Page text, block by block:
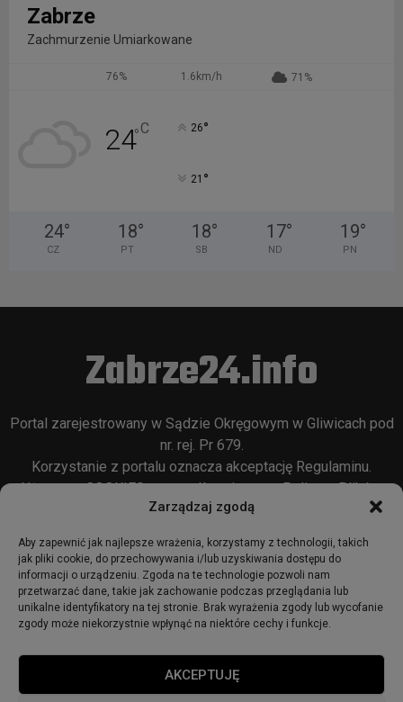
Zarządzaj zgodą
Aby zapewnić jak najlepsze wrażenia, korzystamy z technologii, takich
jak pliki cookie, do przechowywania i/lub uzyskiwania dostępu do
informacji o urządzeniu. Zgoda na te technologie pozwoli nam
przetwarzać dane, takie jak zachowanie podczas przeglądania lub
unikalne identyfikatory na tej stronie. Brak wyrażenia zgody lub wycofanie
zgody może niekorzystnie wpłynąć na niektóre cechy i funkcje.
AKCEPTUJĘ
Zabrze
Zachmurzenie Umiarkowane
76% 1.6km/h 71%
24°C 26°
21 °
24°
CZ
18°
PT
18°
SB
17°
ND
19°
PN
Zabrze24.info
Portal zarejestrowany w Sądzie Okręgowym w Gliwicach pod
nr. rej. Pr 679.
Korzystanie z portalu oznacza akceptację Regulaminu.
Używamy COOKIES w sposób opisany wPolityce Plików
Cookie
© 2018 - zabrze24.info.